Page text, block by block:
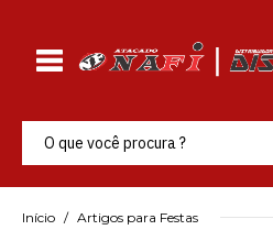
Início Artigos para Festas